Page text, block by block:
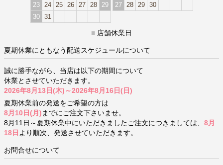
23
24 25 26 27 28
29
30 31
27
28 29 30
■ 店舗休業日
夏期休業にともなう配送スケジュールについて
誠に勝手ながら、当店は以下の期間について
休業とさせていただきます。
2026年8月13日(木)～2026年8月16日(日)
夏期休業前の発送をご希望の方は
8月10日(月) までにご注文下さいませ。
8月11日～夏期休業中にいただきましたご注文につきましては、 8月
18日 より順次、発送させていただきます。
お問合せについて